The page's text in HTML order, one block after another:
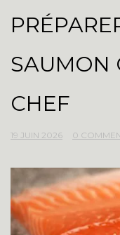
SAUMON
CHEF
19 JUIN 2026 0